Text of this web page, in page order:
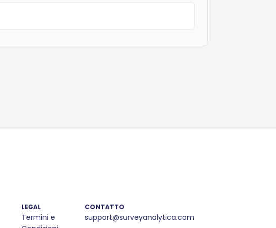
LEGAL
Termini e
CONTATTO
support@surveyanalytica.com